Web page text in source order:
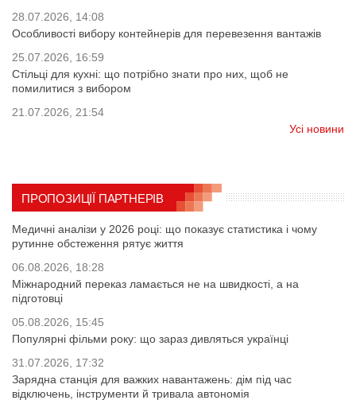
28.07.2026, 14:08
Особливості вибору контейнерів для перевезення вантажів
25.07.2026, 16:59
Стільці для кухні: що потрібно знати про них, щоб не
помилитися з вибором
21.07.2026, 21:54
Усі новини
ПРОПОЗИЦІЇ ПАРТНЕРІВ
Медичні аналізи у 2026 році: що показує статистика і чому
рутинне обстеження рятує життя
06.08.2026, 18:28
Міжнародний переказ ламається не на швидкості, а на
підготовці
05.08.2026, 15:45
Популярні фільми року: що зараз дивляться українці
31.07.2026, 17:32
Зарядна станція для важких навантажень: дім під час
відключень, інструменти й тривала автономія